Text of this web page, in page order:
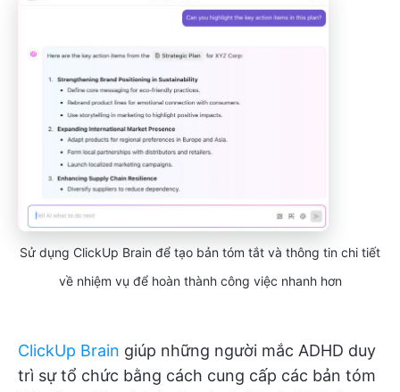
Sử dụng ClickUp Brain để tạo bản tóm tắt và thông tin chi tiết
về nhiệm vụ để hoàn thành công việc nhanh hơn
ClickUp Brain giúp những người mắc ADHD duy
trì sự tổ chức bằng cách cung cấp các bản tóm